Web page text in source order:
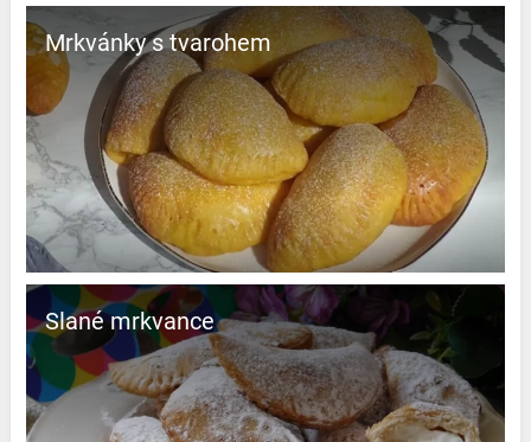
Mrkvánky s tvarohem
Slané mrkvance